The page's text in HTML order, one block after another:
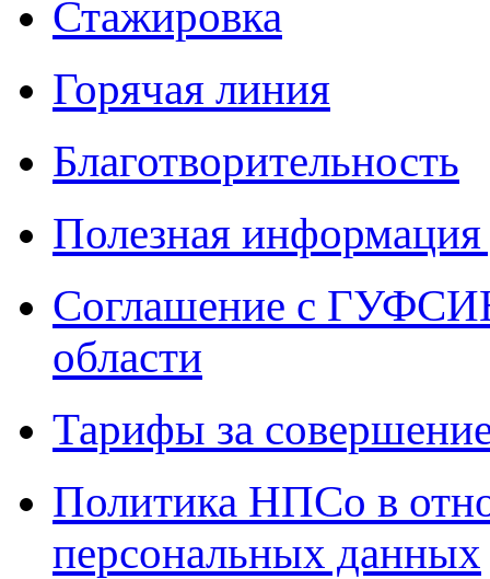
Стажировка
Горячая линия
Благотворительность
Полезная
Соглашение с
области
Тарифы за
Политика НПСо в
персональных данных